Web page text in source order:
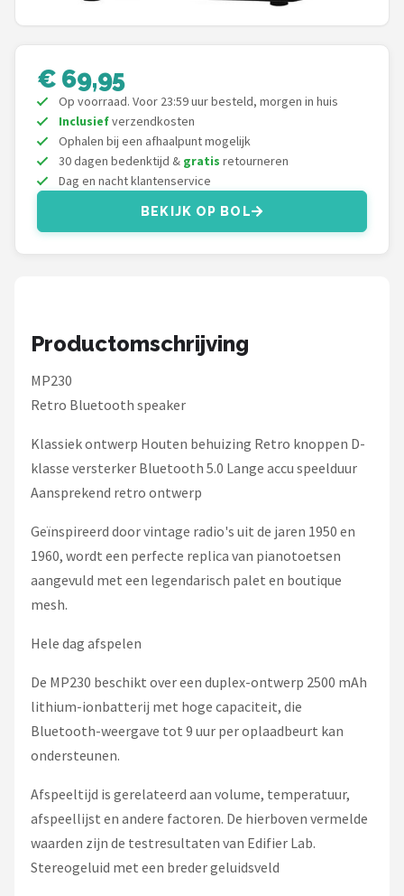
Power Dynamics
Soundskins
Teufel
ArtSound
JBL
Ultimea
Carlinkit
Alle merken →
€ 69,95
Op voorraad. Voor 23:59 uur besteld, morgen in huis
Inclusiefverzendkosten
Ophalen bij een afhaalpunt mogelijk
30 dagen bedenktijd & gratis retourneren
Dag en nacht klantenservice
BEKIJK OP BOL
Productomschrijving
MP230
Retro Bluetooth speaker
Klassiek ontwerp Houten behuizing Retro knoppen D-
klasse versterker Bluetooth 5.0 Lange accu speelduur
Aansprekend retro ontwerp
Geïnspireerd door vintage radio's uit de jaren 1950 en
1960, wordt een perfecte replica van pianotoetsen
aangevuld met een legendarisch palet en boutique
mesh.
Hele dag afspelen
De MP230 beschikt over een duplex-ontwerp 2500 mAh
lithium-ionbatterij met hoge capaciteit, die
Bluetooth-weergave tot 9 uur per oplaadbeurt kan
ondersteunen.
Afspeeltijd is gerelateerd aan volume, temperatuur,
afspeellijst en andere factoren. De hierboven vermelde
waarden zijn de testresultaten van Edifier Lab.
Stereogeluid met een breder geluidsveld